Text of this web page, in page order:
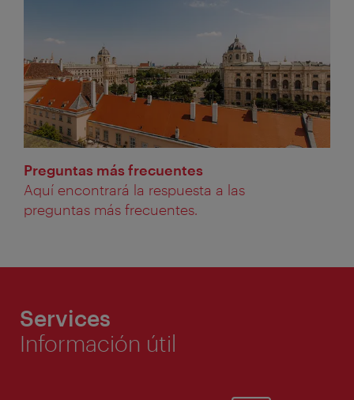
Preguntas más frecuentes
Aquí encontrará la respuesta a las
preguntas más frecuentes.
Services
Información útil